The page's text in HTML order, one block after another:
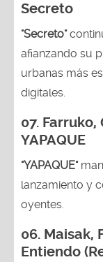
Secreto
"Secreto"
afianzando su
urbanas más
digitales.
07. Farruko,
YAPAQUE
"YAPAQUE"
lanzamiento y
oyentes.
06. Maisak,
Entiendo